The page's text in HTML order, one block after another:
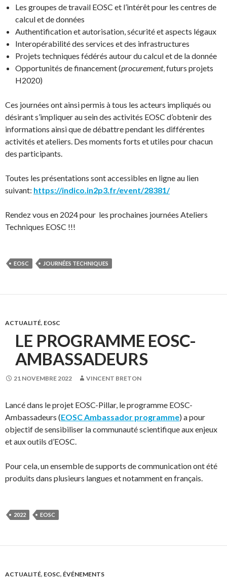
Les groupes de travail EOSC et l’intérêt pour les centres de
calcul et de données
Authentification et autorisation, sécurité et aspects légaux
Interopérabilité des services et des infrastructures
Projets techniques fédérés autour du calcul et de la donnée
Opportunités de financement (procurement, futurs projets
H2020)
Ces journées ont ainsi permis à tous les acteurs impliqués ou
désirant s’impliquer au sein des activités EOSC d’obtenir des
informations ainsi que de débattre pendant les différentes
activités et ateliers. Des moments forts et utiles pour chacun
des participants.
Toutes les présentations sont accessibles en ligne au lien
suivant: https://indico.in2p3.fr/event/28381/
Rendez vous en 2024 pour les prochaines journées Ateliers
Techniques EOSC !!!
EOSC JOURNÉES TECHNIQUES
ACTUALITÉ, EOSC
LE PROGRAMME EOSC-
AMBASSADEURS
21 NOVEMBRE 2022 VINCENT BRETON
Lancé dans le projet EOSC-Pillar, le programme EOSC-
Ambassadeurs (EOSC Ambassador programme) a pour
objectif de sensibiliser la communauté scientifique aux enjeux
et aux outils d’EOSC.
Pour cela, un ensemble de supports de communication ont été
produits dans plusieurs langues et notamment en français.
2022 EOSC
ACTUALITÉ, EOSC, ÉVÉNEMENTS